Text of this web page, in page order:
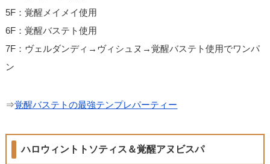
5F：覚醒メイメイ使用
6F：覚醒バステト使用
7F：ヴェルダンディ→ヴィシュヌ→覚醒バステト使用でワンパ
ン
⇒覚醒バステトの最強テンプレパーティー
ハロウィントトソティス＆覚醒アヌビスパ